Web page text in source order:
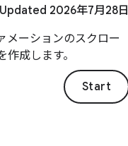
Updated 2026年7月28日
メーションのスクロー
成します。
Start